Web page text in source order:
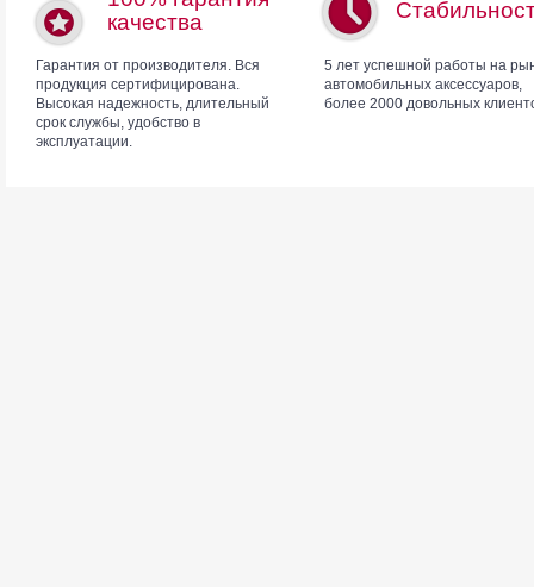
качества
Гарантия от производителя. Вся
продукция сертифицирована.
Высокая надежность, длительный
срок службы, удобство в
эксплуатации.
5 лет успешной работы на
автомобильных аксессуаров,
более 2000 довольных